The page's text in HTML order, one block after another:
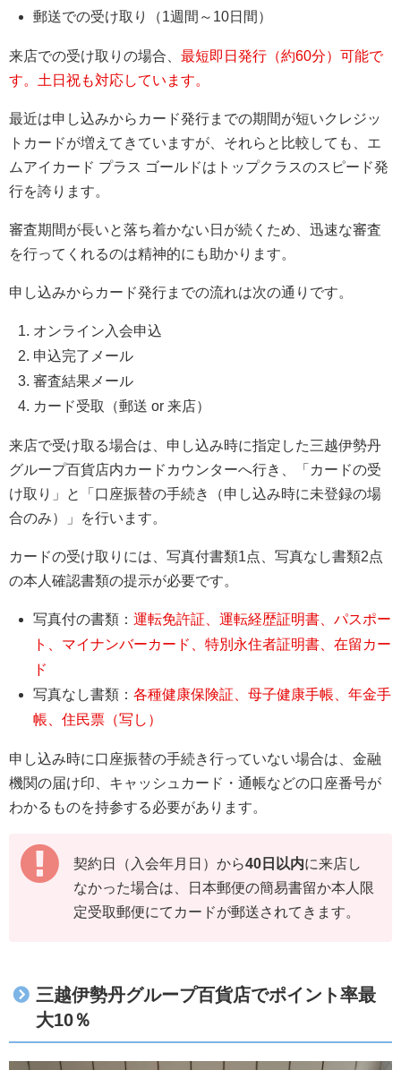
郵送での受け取り（1週間～10日間）
来店での受け取りの場合、 最短即日発行（約60分）可能で
す。土日祝も対応しています。
最近は申し込みからカード発行までの期間が短いクレジッ
トカードが増えてきていますが、それらと比較しても、エ
ムアイカード プラス ゴールドはトップクラスのスピード発
行を誇ります。
審査期間が長いと落ち着かない日が続くため、迅速な審査
を行ってくれるのは精神的にも助かります。
申し込みからカード発行までの流れは次の通りです。
オンライン入会申込
申込完了メール
審査結果メール
カード受取（郵送 or 来店）
来店で受け取る場合は、申し込み時に指定した三越伊勢丹
グループ百貨店内カードカウンターへ行き、「カードの受
け取り」と「口座振替の手続き（申し込み時に未登録の場
合のみ）」を行います。
カードの受け取りには、写真付書類1点、写真なし書類2点
の本人確認書類の提示が必要です。
写真付の書類：運転免許証、運転経歴証明書、パスポー
ト、マイナンバーカード、特別永住者証明書、在留カー
ド
写真なし書類：各種健康保険証、母子健康手帳、年金手
帳、住民票（写し）
申し込み時に口座振替の手続き行っていない場合は、金融
機関の届け印、キャッシュカード・通帳などの口座番号が
わかるものを持参する必要があります。
契約日（入会年月日）から40日以内に来店し
なかった場合は、日本郵便の簡易書留か本人限
定受取郵便にてカードが郵送されてきます。
三越伊勢丹グループ百貨店でポイント率最
大10％